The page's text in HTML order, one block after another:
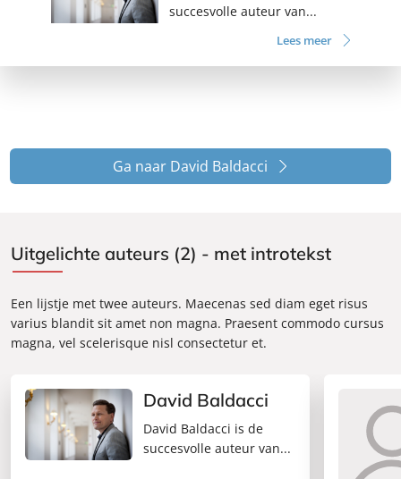
succesvolle auteur van...
Lees meer
Ga naar David Baldacci
Uitgelichte auteurs (2) - met introtekst
Een lijstje met twee auteurs. Maecenas sed diam eget risus
varius blandit sit amet non magna. Praesent commodo cursus
magna, vel scelerisque nisl consectetur et.
David Baldacci
David Baldacci is de
succesvolle auteur van...